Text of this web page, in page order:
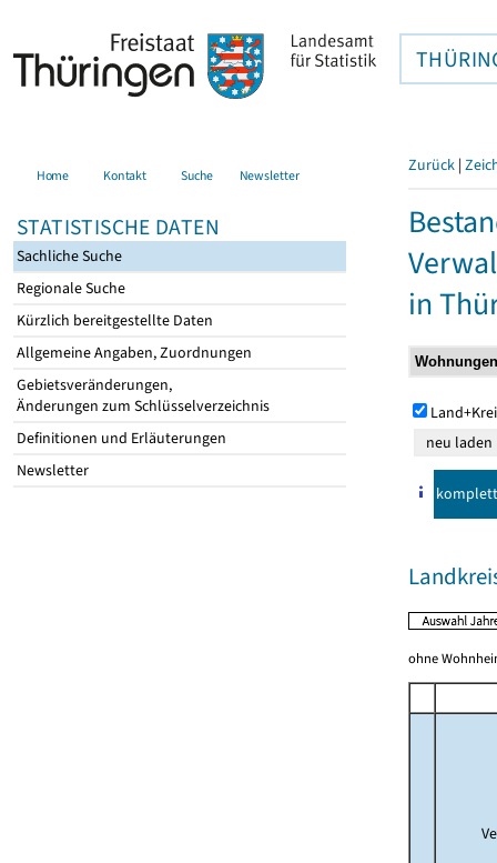
Home Kontakt Suche Newsletter
STATISTISCHE DATEN
Sachliche Suche
Regionale Suche
Kürzlich bereitgestellte Daten
Allgemeine Angaben, Zuordnungen
Gebietsveränderungen,
Änderungen zum Schlüsselverzeichnis
Definitionen und Erläuterungen
Newsletter
Zurück |
in
komplett
ohne